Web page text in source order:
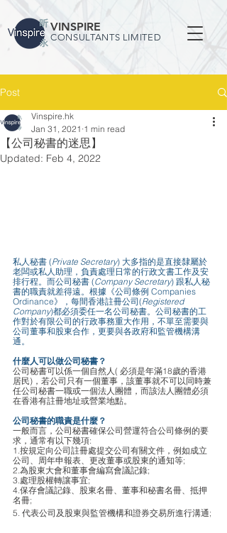
VINSPIRE
CONSULTANTS LIMITED
Post
【公司秘書的迷思】
Vinspire.hk
Jan 31, 2021 1 min read
Updated: Feb 4, 2022
私人秘書 (Private Secretary) 大多指的是直接隸屬於
老闆或私人助理，負責處理日常的行政文書工作及安
排行程。而公司秘書 (Company Secretary) 跟私人秘
書的職責就差得遠。根據《公司條例 Companies
Ordinance》，每間香港註冊公司(Registered
Company)都必須委任一名公司秘書。公司秘書的工
作對於有限公司的行政事務重大作用，不單至需要與
公司董事和股東合作，更要與各政府和監管機構溝
通。
什麼人可以做公司秘書？
公司秘書可以係一個自然人( 必須是年滿18歲的香港
居民)，若公司只有一個董事，該董事就不可以同時兼
任公司秘書一職或一個法人團體，而該法人團體必須
在香港有註冊地址或營業地點。
公司秘書的職責是什麼？
一般而言，公司秘書確保公司營運符合公司條例的要
求，通常有以下幾項:
1.按規定向公司註冊處提交公司有關文件，例如成立
公司、周年申報表、更改董事或股東的通知等;
2.為股東大會和董事會編寫會議記錄;
3.處理股權轉讓事宜;
4.保存會議記錄、股東名冊、董事和秘書名冊、抵押
名冊;
5. 代表公司及股東與監管機構和證券交易所進行溝通;